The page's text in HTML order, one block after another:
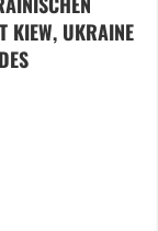
KIEW, UKRAINE